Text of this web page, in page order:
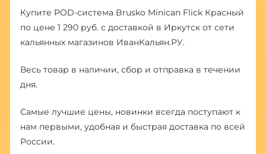
Купите POD-система Brusko Minican Flick Красный
по цене 1 290 руб. с доставкой в Иркутск от сети
кальянных магазинов ИванКальян.РУ.
Весь товар в наличии, сбор и отправка в течении
дня.
Самые лучшие цены, новинки всегда поступают к
нам первыми, удобная и быстрая доставка по всей
России.